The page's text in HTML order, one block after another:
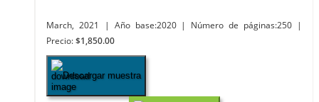
March, 2021 | Año base:2020 | Número de páginas:250
|
Precio: $1,850.00
Descargar muestra